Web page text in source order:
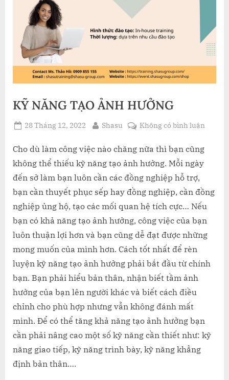
KỸ NĂNG TẠO ẢNH HƯỞNG
Posted
28 Tháng 12, 2022 By
Shasu Không có bình luậnở
NĂNG
Cho dù làm công việc nào chăng nữa thì bạn cũng
không thể thiếu kỹ năng tạo ảnh hưởng. Mỗi ngày
đến sở làm bạn luôn cần các đồng nghiệp hỗ trợ,
bạn cần thuyết phục sếp hay đồng nghiệp, cần đồng
nghiệp ủng hộ, tạo các mối quan hệ tích cực… Nếu
bạn có khả năng tạo ảnh hưởng, công việc của bạn
luôn thuận lợi hơn và bạn cũng dễ đạt được những
mong muốn của mình hơn. Cách tốt nhất để rèn
luyện kỹ năng tạo ảnh hưởng phải bắt đầu từ chính
bạn. Bạn phải hiểu bản thân, nhận biết tầm ảnh
hưởng của bạn lên người khác và biết cách điều
chỉnh cho phù hợp nhưng vẫn không đánh mất
mình. Để có thể tăng khả năng tạo ảnh hưởng bạn
cần phải nâng cao một số kỹ năng cần thiết như: kỹ
năng giao tiếp, kỹ năng trình bày, kỹ năng khẳng
định bản thân….